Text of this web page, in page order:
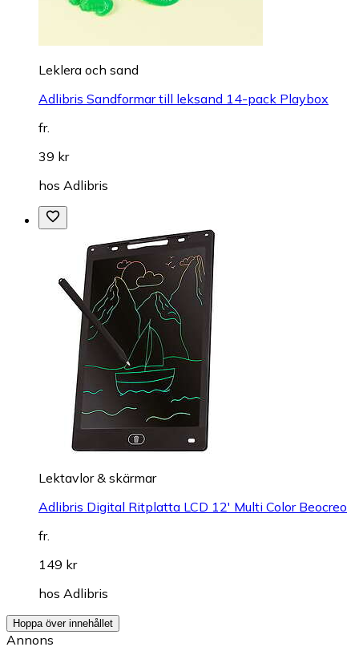
Leklera och sand
Adlibris Sandformar till leksand 14-pack Playbox
fr.
39 kr
hos Adlibris
Lektavlor & skärmar
Adlibris Digital Ritplatta LCD 12' Multi Color Beocreo
fr.
149 kr
hos Adlibris
Hoppa över innehållet
Annons